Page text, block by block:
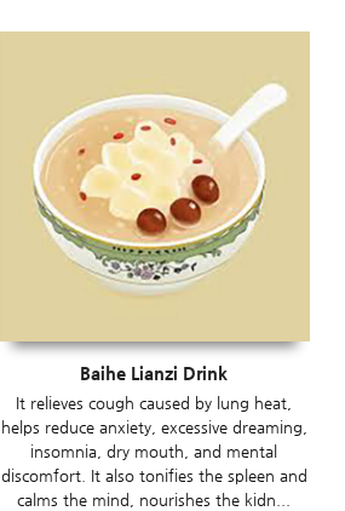
Baihe Lianzi Drink
It relieves cough caused by lung heat,
helps reduce anxiety, excessive dreaming,
insomnia, dry mouth, and mental
discomfort. It also tonifies the spleen and
calms the mind, nourishes the kidn...